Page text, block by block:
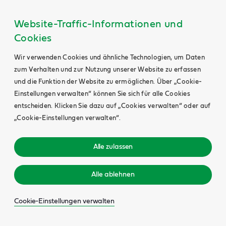
Website-Traffic-Informationen und
Cookies
Wir verwenden Cookies und ähnliche Technologien, um Daten
zum Verhalten und zur Nutzung unserer Website zu erfassen
und die Funktion der Website zu ermöglichen. Über „Cookie-
Einstellungen verwalten“ können Sie sich für alle Cookies
entscheiden. Klicken Sie dazu auf „Cookies verwalten“ oder auf
„Cookie-Einstellungen verwalten“.
Alle zulassen
Alle ablehnen
Cookie-Einstellungen verwalten